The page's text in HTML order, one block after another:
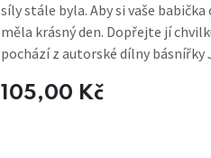
síly stále byla. Aby si vaše
měla krásný den. Dopřejte jí
pochází z autorské dílny básnířky
105,00 Kč